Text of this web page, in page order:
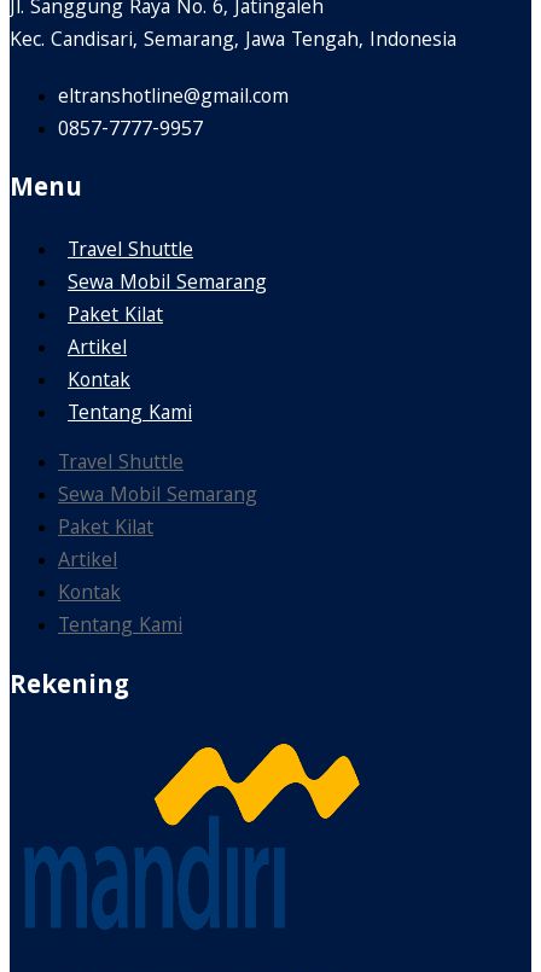
Jl. Sanggung Raya No. 6, Jatingaleh
Kec. Candisari, Semarang, Jawa Tengah, Indonesia
eltranshotline@gmail.com
0857-7777-9957
Menu
Travel Shuttle
Sewa Mobil Semarang
Paket Kilat
Artikel
Kontak
Tentang Kami
Travel Shuttle
Sewa Mobil Semarang
Paket Kilat
Artikel
Kontak
Tentang Kami
Rekening